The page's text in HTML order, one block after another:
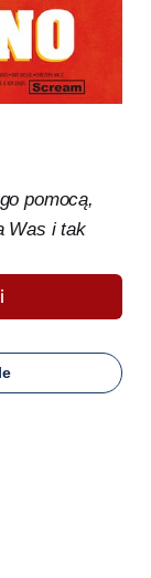
pomocą,
Was i tak